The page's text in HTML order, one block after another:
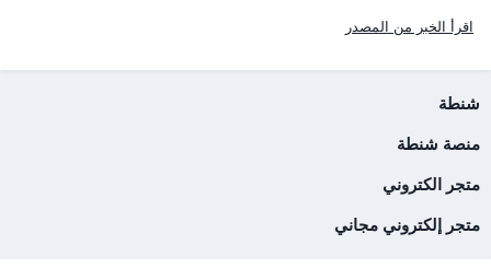
اقرأ الخبر من المصدر
شنطة
منصة شنطة
متجر الكتروني
متجر إلكتروني مجاني